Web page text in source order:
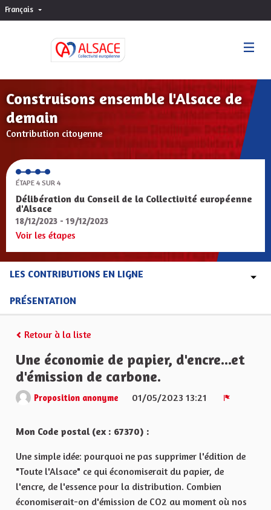
Français Choisir la langue
Construisons ensemble l'Alsace de
demain
Contribution citoyenne
ÉTAPE 4 SUR 4
Délibération du Conseil de la Collectivité européenne
d'Alsace
18/12/2023 - 19/12/2023
Voir les étapes
LES CONTRIBUTIONS EN LIGNE
PRÉSENTATION
Retour à la liste
Une économie de papier, d'encre...et
d'émission de carbone.
Proposition anonyme
01/05/2023 13:21
Mon Code postal (ex : 67370) :
Une simple idée: pourquoi ne pas supprimer l'édition de
"Toute l'Alsace" ce qui économiserait du papier, de
l'encre, de l'essence pour la distribution. Combien
économiserait-on d'émission de CO2 au moment où nos